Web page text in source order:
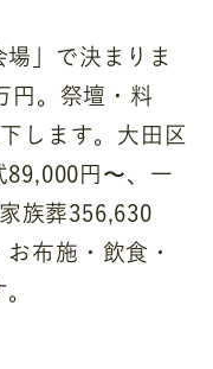
」で決まりま
円。祭壇・料
します。大田区
89,000円〜、一
族葬356,630
布施・飲食・